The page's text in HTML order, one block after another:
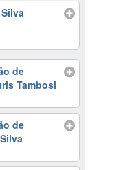
de
Tambosi
de